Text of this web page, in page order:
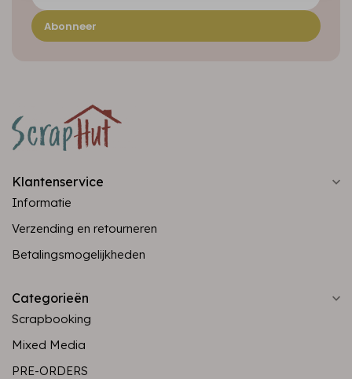
Abonneer
Klantenservice
Informatie
Verzending en retourneren
Betalingsmogelijkheden
Categorieën
Scrapbooking
Mixed Media
PRE-ORDERS